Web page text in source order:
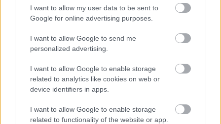
I want to allow my user data to be sent to
Google for online advertising purposes.
I want to allow Google to send me
personalized advertising.
I want to allow Google to enable storage
related to analytics like cookies on web or
device identifiers in apps.
I want to allow Google to enable storage
related to functionality of the website or app.